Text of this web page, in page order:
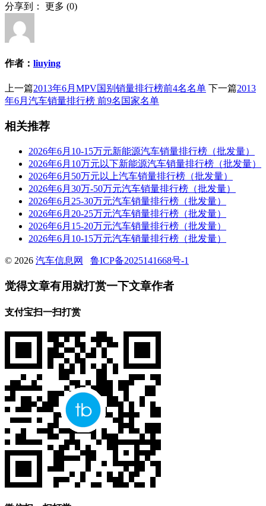
分享到： 更多 (0)
作者： liuying
上一篇2013年6月MPV国别销量排行榜前4名名单 下一篇2013
年6月汽车销量排行榜 前9名国家名单
相关推荐
2026年6月10-15万元新能源汽车销量排行榜（批发量）
2026年6月10万元以下新能源汽车销量排行榜（批发量）
2026年6月50万元以上汽车销量排行榜（批发量）
2026年6月30万-50万元汽车销量排行榜（批发量）
2026年6月25-30万元汽车销量排行榜（批发量）
2026年6月20-25万元汽车销量排行榜（批发量）
2026年6月15-20万元汽车销量排行榜（批发量）
2026年6月10-15万元汽车销量排行榜（批发量）
© 2026 汽车信息网 鲁ICP备2025141668号-1
觉得文章有用就打赏一下文章作者
支付宝扫一扫打赏